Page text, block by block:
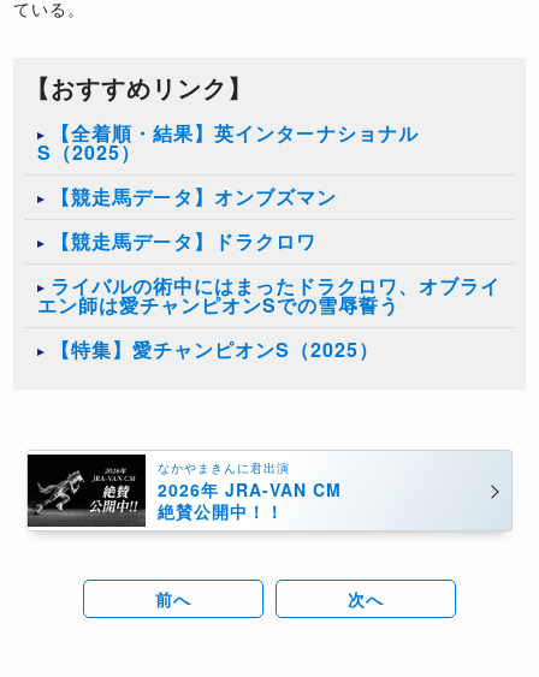
ている。
【おすすめリンク】
【全着順・結果】英インターナショナル
S（2025）
【競走馬データ】オンブズマン
【競走馬データ】ドラクロワ
ライバルの術中にはまったドラクロワ、オブライ
エン師は愛チャンピオンSでの雪辱誓う
【特集】愛チャンピオンS（2025）
なかやまきんに君出演
2026年 JRA-VAN CM
絶賛公開中！！
前へ 次へ